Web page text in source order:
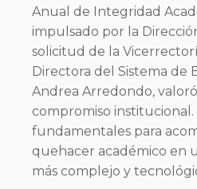
Anual de Integridad
impulsado por la
solicitud de la
Directora del Sistema de
Andrea Arredondo,
compromiso institucional.
fundamentales para
quehacer académico en
más complejo y